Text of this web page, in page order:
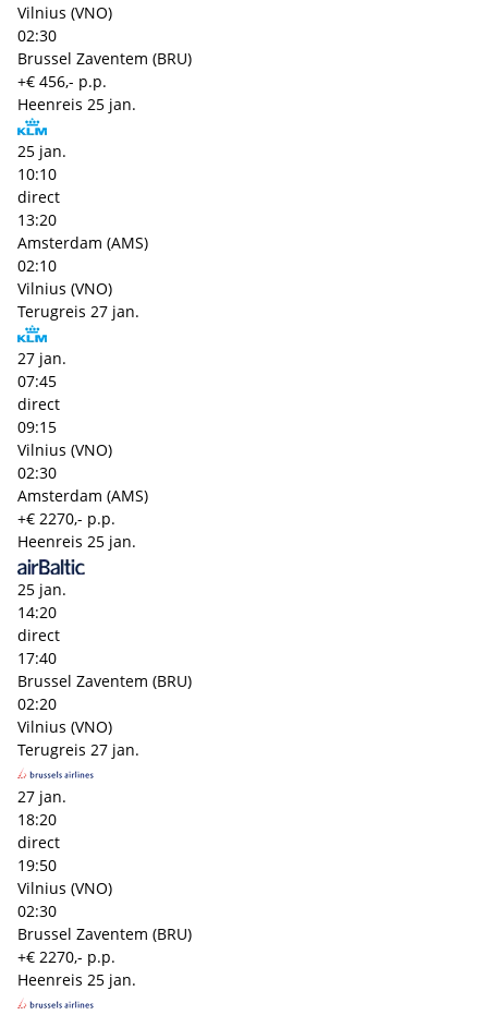
Vilnius (VNO)
02:30
Brussel Zaventem (BRU)
+€ 456,- p.p.
Heenreis 25 jan.
25 jan.
10:10
direct
13:20
Amsterdam (AMS)
02:10
Vilnius (VNO)
Terugreis 27 jan.
27 jan.
07:45
direct
09:15
Vilnius (VNO)
02:30
Amsterdam (AMS)
+€ 2270,- p.p.
Heenreis 25 jan.
25 jan.
14:20
direct
17:40
Brussel Zaventem (BRU)
02:20
Vilnius (VNO)
Terugreis 27 jan.
27 jan.
18:20
direct
19:50
Vilnius (VNO)
02:30
Brussel Zaventem (BRU)
+€ 2270,- p.p.
Heenreis 25 jan.